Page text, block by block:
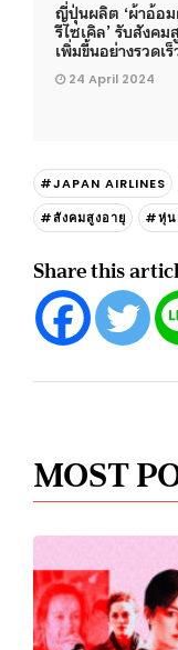
ญี่ปุ่นผลิต ‘ผ้าอ้อ
รีไซเคิล’ รับสังคม
เพิ่มขึ้นอย่างรวดเร็
24 April 2024
#JAPAN AIRLINES
#สังคมสูงอายุ
#หุ่น
Share this
MOST